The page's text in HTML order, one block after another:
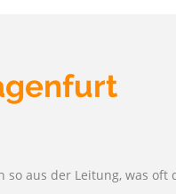
ZUM KUNDENPORTAL
aus der Leitung, was oft